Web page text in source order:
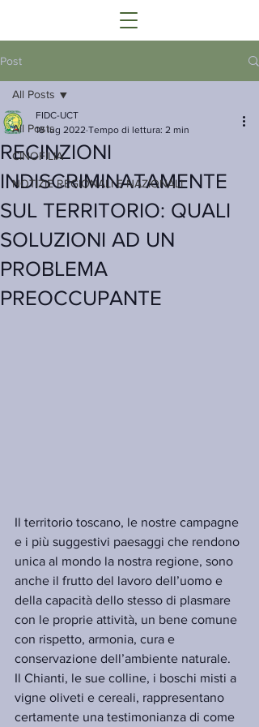
Post
All Posts
CINOFILIA
NOTIZIE REGIONALI E NAZIONALI
All Posts
RECINZIONI
INDISCRIMINATAMENTE
SUL TERRITORIO: QUALI
SOLUZIONI AD UN
PROBLEMA
PREOCCUPANTE
FIDC-UCT
18 lug 2022 Tempo di lettura: 2 min
Il territorio toscano, le nostre campagne
e i più suggestivi paesaggi che rendono
unica al mondo la nostra regione, sono
anche il frutto del lavoro dell’uomo e
della capacità dello stesso di plasmare
con le proprie attività, un bene comune
con rispetto, armonia, cura e
conservazione dell’ambiente naturale.
Il Chianti, le sue colline, i boschi misti a
vigne oliveti e cereali, rappresentano
certamente una testimonianza di come